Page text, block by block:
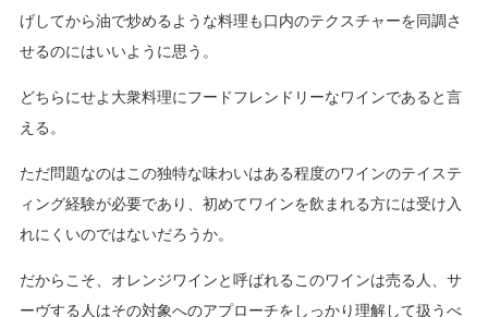
げしてから油で炒めるような料理も口内のテクスチャーを同調さ
せるのにはいいように思う。
どちらにせよ大衆料理にフードフレンドリーなワインであると言
える。
ただ問題なのはこの独特な味わいはある程度のワインのテイステ
ィング経験が必要であり、初めてワインを飲まれる方には受け入
れにくいのではないだろうか。
だからこそ、オレンジワインと呼ばれるこのワインは売る人、サ
ーヴする人はその対象へのアプローチをしっかり理解して扱うべ